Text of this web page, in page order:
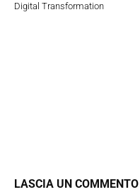
Digital Transformation
LASCIA UN COMMENTO